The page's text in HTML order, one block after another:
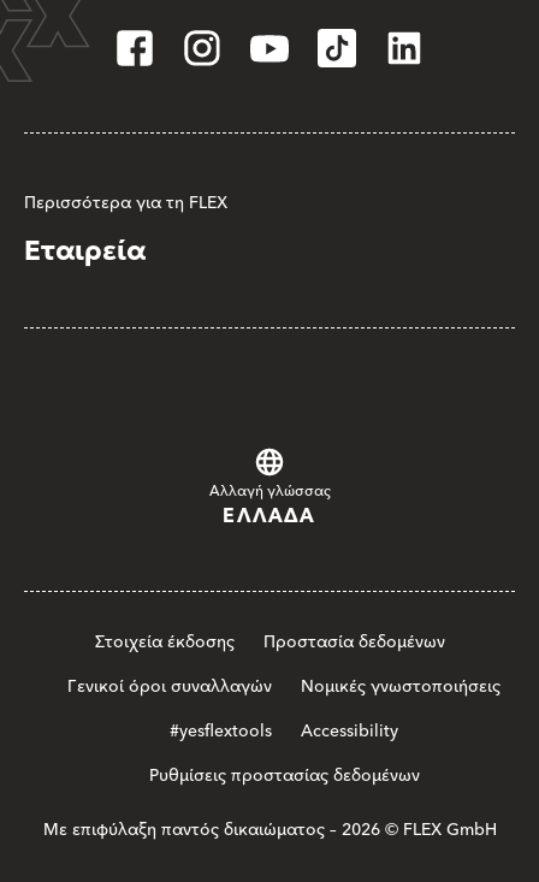
Περισσότερα για τη FLEX
Εταιρεία
Αλλαγή γλώσσας
ΕΛΛΆΔΑ
Στοιχεία έκδοσης
Προστασία δεδομένων
Γενικοί όροι συναλλαγών
Νομικές γνωστοποιήσεις
#yesflextools
Accessibility
Ρυθμίσεις προστασίας δεδομένων
Με επιφύλαξη παντός δικαιώματος – 2026 © FLEX GmbH